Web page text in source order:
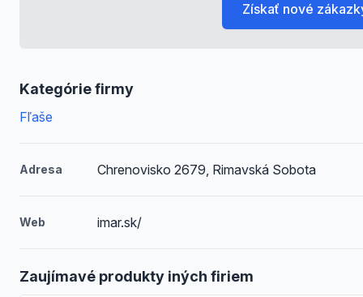
Kategórie firmy
Fľaše
Adresa Chrenovisko 2679, Rimavská Sobota
Web imar.sk/
Zaujímavé produkty iných firiem
Získať nové